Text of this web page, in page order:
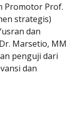
Promotor Prof.
strategis)
dan
Marsetio, MM
penguji dari
dan